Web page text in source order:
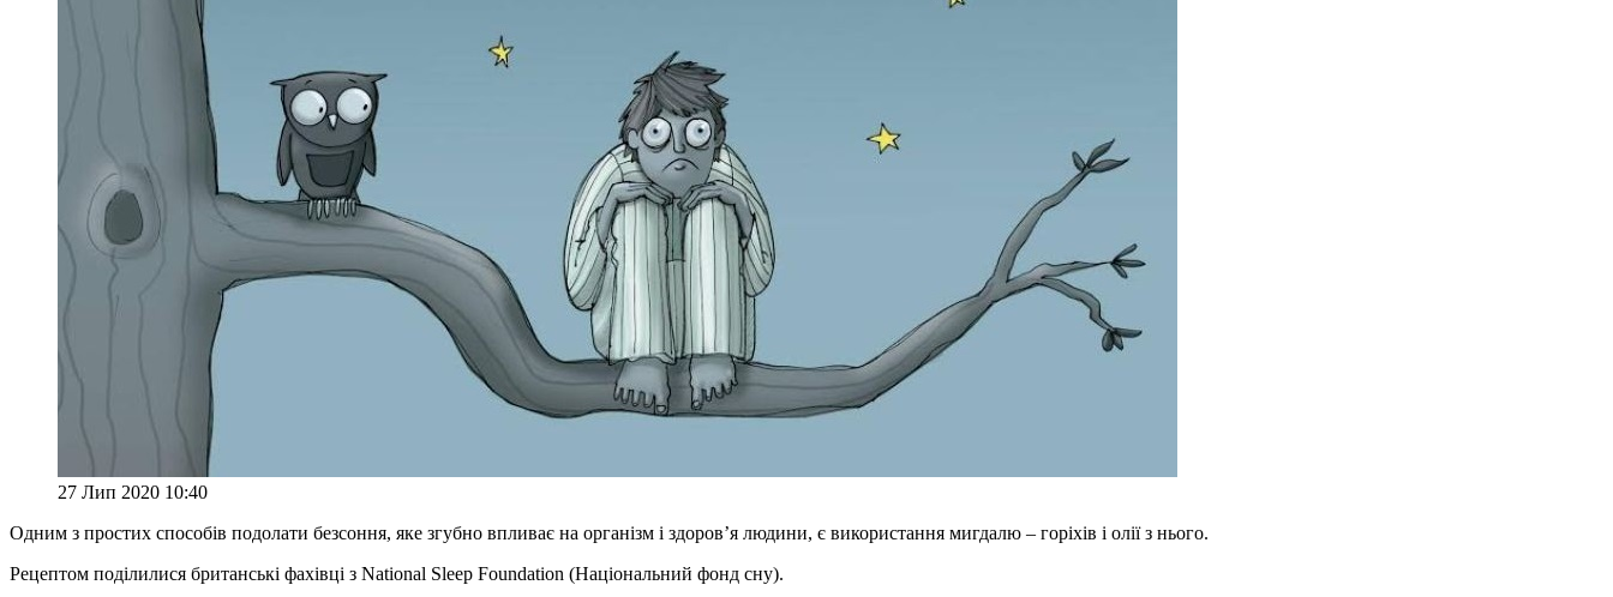
27 Лип 2020 10:40
Одним з простих способів подолати безсоння, яке згубно впливає на організм і здоров’я людини, є використання мигдалю – горіхів і олії з нього.
Рецептом поділилися британські фахівці з National Sleep Foundation (Національний фонд сну).